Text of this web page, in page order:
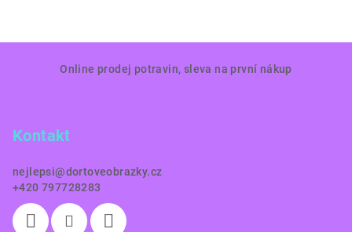
Online prodej potravin, sleva na první nákup
Kontakt
nejlepsi@dortoveobrazky.cz
+420 797728283